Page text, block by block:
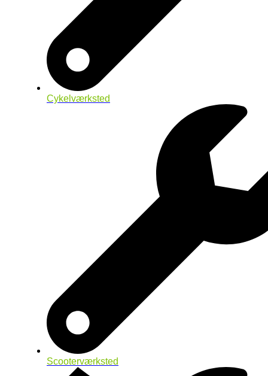
Cykelværksted
Scooterværksted